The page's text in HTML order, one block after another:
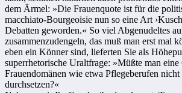
dem Ärmel: »Die Frauenquote ist für die
macchiato-Bourgeoisie nun so eine Art
Debatten geworden.« So viel Abgenudeltes
zusammenzudengeln, das muß man erst mal
eben ein Könner sind, lieferten Sie als
superrhetorische Uraltfrage: »Müßte man eine
Frauendomänen wie etwa Pflegeberufen nicht
durchsetzen?«